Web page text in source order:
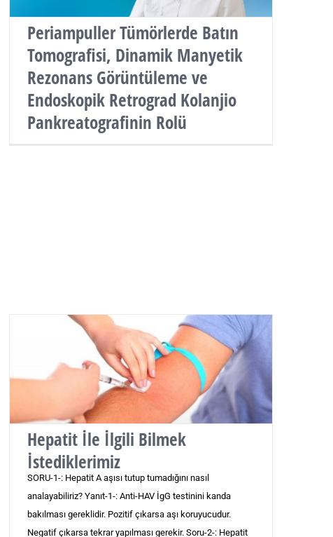
Periampuller Tümörlerde Batın
Tomografisi, Dinamik Manyetik
Rezonans Görüntüleme ve
Endoskopik Retrograd Kolanjio
Pankreatografinin Rolü
Hepatit İle İlgili Bilmek
İstediklerimiz
SORU-1-: Hepatit A aşısı tutup tumadığını nasıl
analayabiliriz? Yanıt-1-: Anti-HAV İgG testinini kanda
bakılması gereklidir. Pozitif çıkarsa aşı koruyucudur.
Negatif çıkarsa tekrar yapılması gerekir. Soru-2-: Hepatit